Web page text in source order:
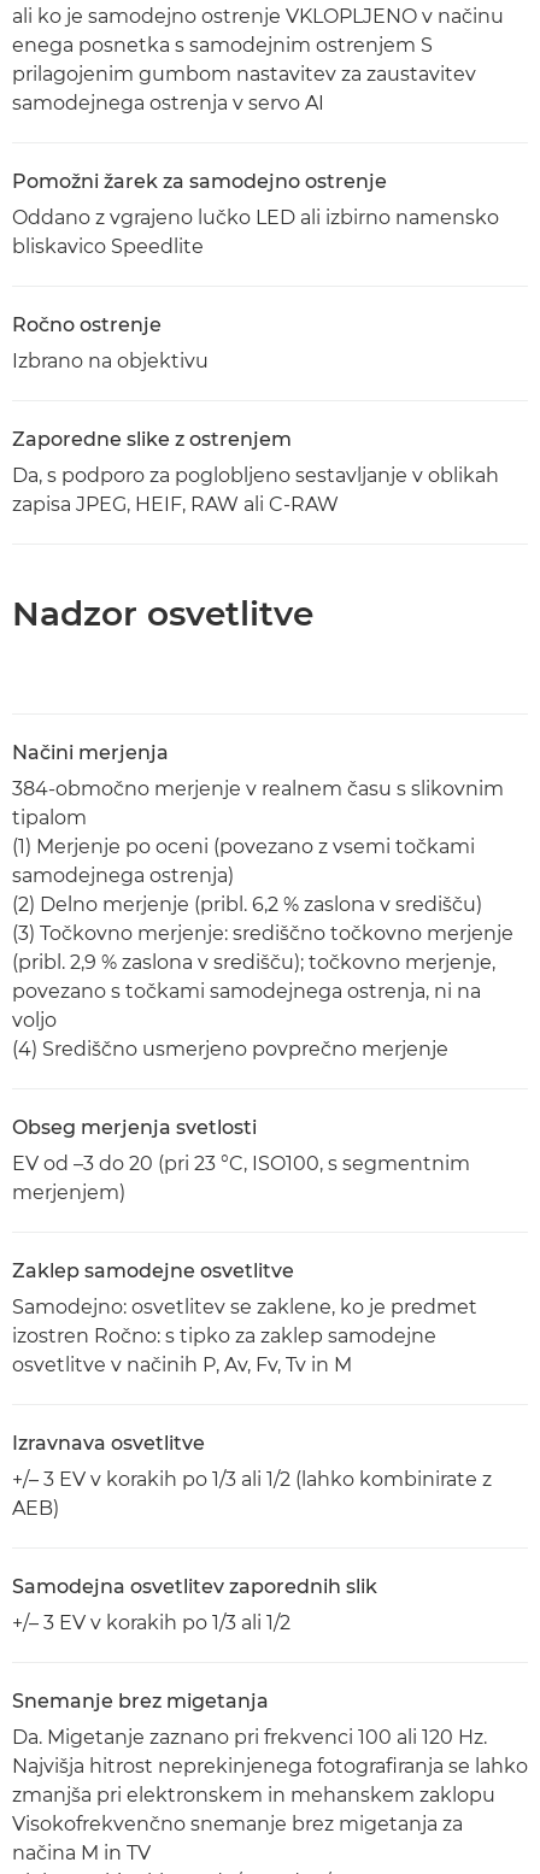
ali ko je samodejno ostrenje VKLOPLJENO v načinu
enega posnetka s samodejnim ostrenjem S
prilagojenim gumbom nastavitev za zaustavitev
samodejnega ostrenja v servo AI
Pomožni žarek za samodejno ostrenje
Oddano z vgrajeno lučko LED ali izbirno namensko
bliskavico Speedlite
Ročno ostrenje
Izbrano na objektivu
Zaporedne slike z ostrenjem
Da, s podporo za poglobljeno sestavljanje v oblikah
zapisa JPEG, HEIF, RAW ali C-RAW
Nadzor osvetlitve
Načini merjenja
384-območno merjenje v realnem času s slikovnim
tipalom
(1) Merjenje po oceni (povezano z vsemi točkami
samodejnega ostrenja)
(2) Delno merjenje (pribl. 6,2 % zaslona v središču)
(3) Točkovno merjenje: središčno točkovno merjenje
(pribl. 2,9 % zaslona v središču); točkovno merjenje,
povezano s točkami samodejnega ostrenja, ni na
voljo
(4) Središčno usmerjeno povprečno merjenje
Obseg merjenja svetlosti
EV od –3 do 20 (pri 23 °C, ISO100, s segmentnim
merjenjem)
Zaklep samodejne osvetlitve
Samodejno: osvetlitev se zaklene, ko je predmet
izostren Ročno: s tipko za zaklep samodejne
osvetlitve v načinih P, Av, Fv, Tv in M
Izravnava osvetlitve
+/– 3 EV v korakih po 1/3 ali 1/2 (lahko kombinirate z
AEB)
Samodejna osvetlitev zaporednih slik
+/– 3 EV v korakih po 1/3 ali 1/2
Snemanje brez migetanja
Da. Migetanje zaznano pri frekvenci 100 ali 120 Hz.
Najvišja hitrost neprekinjenega fotografiranja se lahko
zmanjša pri elektronskem in mehanskem zaklopu
Visokofrekvenčno snemanje brez migetanja za
načina M in TV